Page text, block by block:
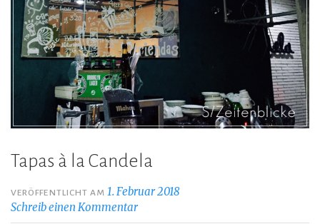
Tapas à la Candela
VERÖFFENTLICHT AM1. Februar 2018
Schreib einen Kommentar